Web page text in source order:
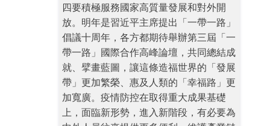
四要積極服務國家高質量發展和對外開
放。明年是習近平主席提出「一帶一路」
倡議十周年，各方都期待舉辦第三屆「一
帶一路」國際合作高峰論壇，共同總結成
就、擘畫藍圖，讓這條造福世界的「發展
帶」更加繁榮、惠及人類的「幸福路」更
加寬廣。疫情防控在取得重大成果基礎
上，面臨新形勢，進入新階段，有必要為